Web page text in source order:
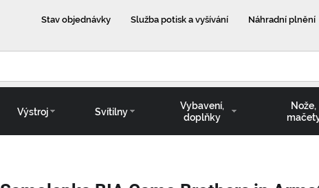
Stav objednávky Služba potisk a vyšívání Náhradní plnění
Výstroj Svítilny
Vybavení,
doplňky
Nože,